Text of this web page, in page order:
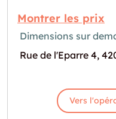
Montrer les prix
Dimensions sur
Rue de l'Eparre 4,
Vers